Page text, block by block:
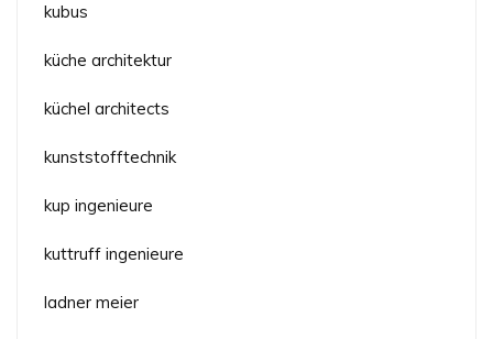
kubus
küche architektur
küchel architects
kunststofftechnik
kup ingenieure
kuttruff ingenieure
ladner meier